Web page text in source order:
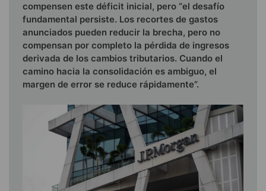
compensen este déficit inicial, pero “el desafío
fundamental persiste. Los recortes de gastos
anunciados pueden reducir la brecha, pero no
compensan por completo la pérdida de ingresos
derivada de los cambios tributarios. Cuando el
camino hacia la consolidación es ambiguo, el
margen de error se reduce rápidamente”.